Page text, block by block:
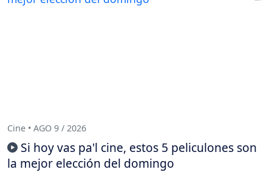
Cine • AGO 9 / 2026
Si hoy vas pa'l cine, estos 5 peliculones son
la mejor elección del domingo